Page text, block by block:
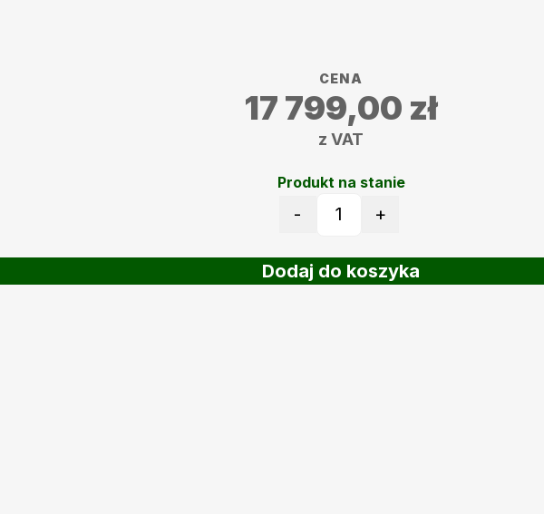
CENA
17 799,00 zł
z VAT
Produkt na stanie
ilość Robot koszący
- +
Dodaj do koszyka